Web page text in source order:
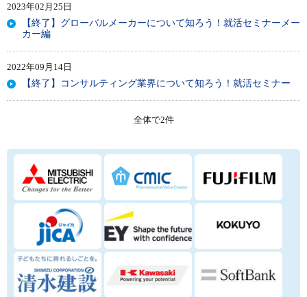
2023年02月25日
【終了】グローバルメーカーについて知ろう！就活セミナーメー
カー編
2022年09月14日
【終了】コンサルティング業界について知ろう！就活セミナー
全体で2件